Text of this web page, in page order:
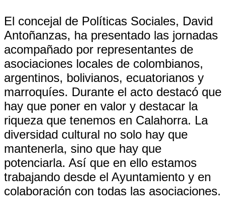
El concejal de Políticas Sociales, David
Antoñanzas, ha presentado las jornadas
acompañado por representantes de
asociaciones locales de colombianos,
argentinos, bolivianos, ecuatorianos y
marroquíes. Durante el acto destacó que
hay que poner en valor y destacar la
riqueza que tenemos en Calahorra. La
diversidad cultural no solo hay que
mantenerla, sino que hay que
potenciarla. Así que en ello estamos
trabajando desde el Ayuntamiento y en
colaboración con todas las asociaciones.